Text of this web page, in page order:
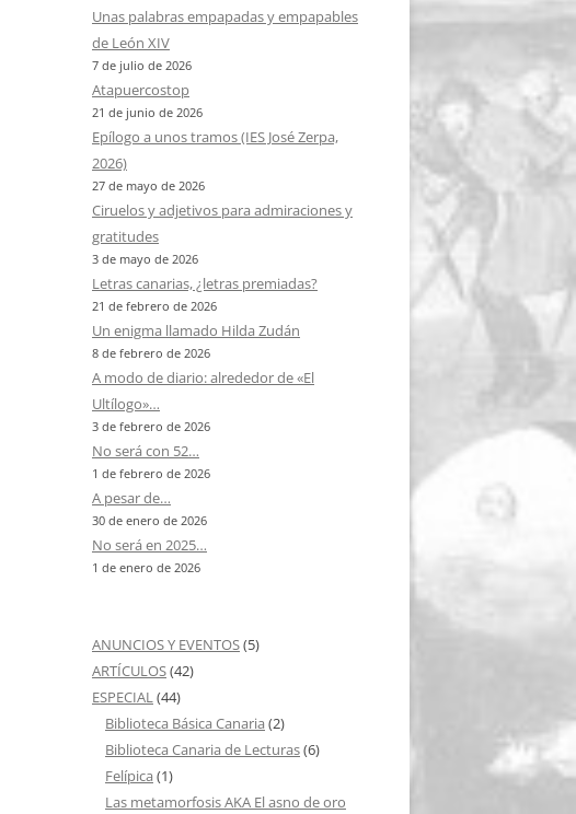
Unas palabras empapadas y empapables
de León XIV
7 de julio de 2026
Atapuercostop
21 de junio de 2026
Epílogo a unos tramos (IES José Zerpa,
2026)
27 de mayo de 2026
Ciruelos y adjetivos para admiraciones y
gratitudes
3 de mayo de 2026
Letras canarias, ¿letras premiadas?
21 de febrero de 2026
Un enigma llamado Hilda Zudán
8 de febrero de 2026
A modo de diario: alrededor de «El
Ultílogo»…
3 de febrero de 2026
No será con 52…
1 de febrero de 2026
A pesar de…
30 de enero de 2026
No será en 2025…
1 de enero de 2026
ANUNCIOS Y EVENTOS(5)
ARTÍCULOS(42)
ESPECIAL(44)
Biblioteca Básica Canaria (2)
Biblioteca Canaria de Lecturas(6)
Felípica (1)
Las metamorfosis AKA El asno de oro